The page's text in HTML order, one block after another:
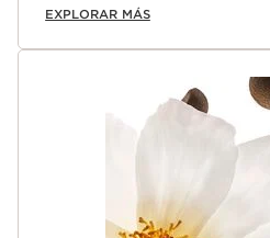
EXPLORAR MÁS